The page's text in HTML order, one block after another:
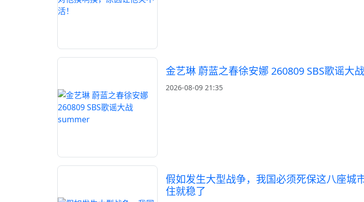
金艺琳 蔚蓝之春徐安娜 260809 SBS歌谣大
2026-08-09 21:35
假如发生大型战争，我国必须死保这八座城
住就稳了